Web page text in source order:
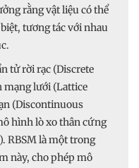
rằng vật liệu có thể
tương tác với nhau
tử rời rạc (Discrete
mạng lưới (Lattice
(Discontinuous
hình lò xo thân cứng
RBSM là một trong
này, cho phép mô